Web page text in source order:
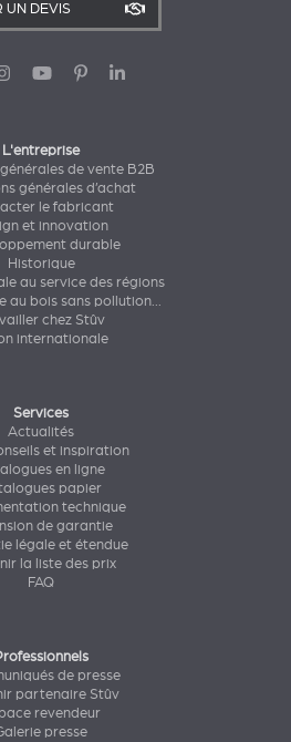
UN DEVIS
L'entreprise
de vente B2B
générales d’achat
le fabricant
et innovation
durable
Historique
au service des régions
au bois sans pollution...
chez Stûv
internationale
Services
Actualités
et inspiration
en ligne
papier
technique
de garantie
légale et étendue
la liste des prix
FAQ
de presse
partenaire Stûv
revendeur
presse